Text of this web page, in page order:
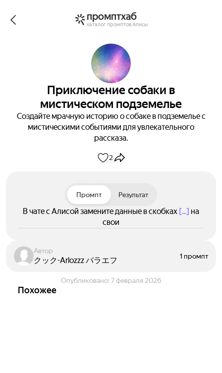
промптхаб
каталог промптов Алисы
Приключение собаки в
мистическом подземелье
Создайте мрачную историю о собаке в подземелье с
мистическими событиями для увлекательного
рассказа.
2
Промпт Результат
В чате с Алисой замените данные в скобках [...] на
свои
Автор
クック-Arlozzz バラエフ 1 промпт
Опубликовано: 7 февраля 2026
Похожее